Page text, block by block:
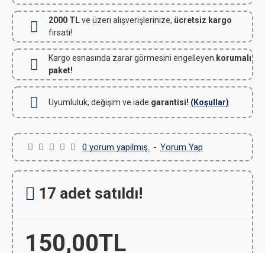
2000 TLve üzeri alışverişlerinize, ücretsiz kargo
fırsatı!
Kargo esnasında zarar görmesini engelleyen korumalı
paket!
Uyumluluk, değişim ve iade garantisi! (Koşullar)
0 yorum yapılmış. - Yorum Yap
150,00TL
17 adet satıldı!